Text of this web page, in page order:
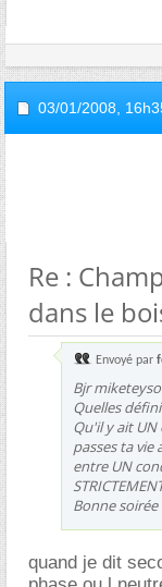
03/01/2008,
Re :
dans le
Envoyé par
Bjr
Quelles
Qu'il y ait
passes ta vie
entre UN
Bonne soirée
quand je dit